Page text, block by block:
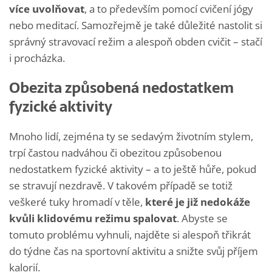
více uvolňovat, a to především pomocí cvičení jógy
nebo meditací. Samozřejmě je také důležité nastolit si
správný stravovací režim a alespoň obden cvičit – stačí
i procházka.
Obezita způsobená nedostatkem
fyzické aktivity
Mnoho lidí, zejména ty se sedavým životním stylem,
trpí častou nadváhou či obezitou způsobenou
nedostatkem fyzické aktivity – a to ještě hůře, pokud
se stravují nezdravě. V takovém případě se totiž
veškeré tuky hromadí v těle, které je již nedokáže
kvůli klidovému režimu spalovat. Abyste se
tomuto problému vyhnuli, najděte si alespoň třikrát
do týdne čas na sportovní aktivitu a snižte svůj příjem
kalorií.